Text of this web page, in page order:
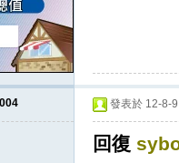
發表於 12-8-
回復